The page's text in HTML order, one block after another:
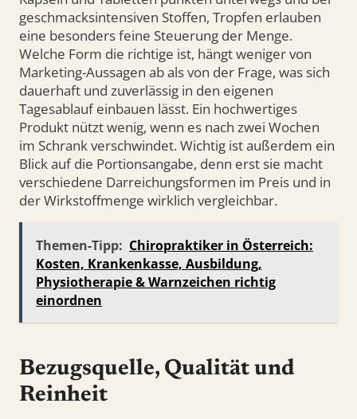
geschmacksintensiven Stoffen, Tropfen erlauben
eine besonders feine Steuerung der Menge.
Welche Form die richtige ist, hängt weniger von
Marketing-Aussagen ab als von der Frage, was sich
dauerhaft und zuverlässig in den eigenen
Tagesablauf einbauen lässt. Ein hochwertiges
Produkt nützt wenig, wenn es nach zwei Wochen
im Schrank verschwindet. Wichtig ist außerdem ein
Blick auf die Portionsangabe, denn erst sie macht
verschiedene Darreichungsformen im Preis und in
der Wirkstoffmenge wirklich vergleichbar.
Themen-Tipp: Chiropraktiker in Österreich:
Kosten, Krankenkasse, Ausbildung,
Physiotherapie & Warnzeichen richtig
einordnen
Bezugsquelle, Qualität und
Reinheit